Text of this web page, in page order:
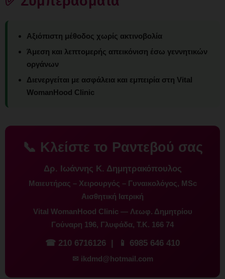
Αξιόπιστη μέθοδος χωρίς ακτινοβολία
Άμεση και λεπτομερής απεικόνιση έσω γεννητικών
οργάνων
Διενεργείται με ασφάλεια και εμπειρία στη Vital
WomanHood Clinic
📞 Κλείστε το Ραντεβού σας
Δρ. Ιωάννης Κ. Δημητρακόπουλος
Μαιευτήρας – Χειρουργός – Γυναικολόγος, MSc
Αισθητική Ιατρική
Vital WomanHood Clinic — Λεωφ. Δημητρίου
Γούναρη 196, Γλυφάδα, Τ.Κ. 166 74
☎ 210 6716126 | 📱 6985 646 410
✉ ikdmd@hotmail.com